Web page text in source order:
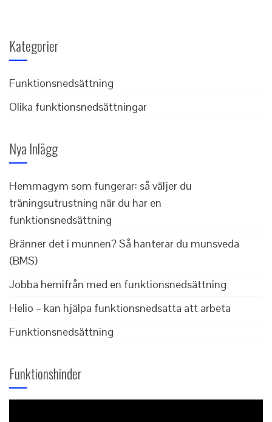
Kategorier
Funktionsnedsättning
Olika funktionsnedsättningar
Nya Inlägg
Hemmagym som fungerar: så väljer du
träningsutrustning när du har en
funktionsnedsättning
Bränner det i munnen? Så hanterar du munsveda
(BMS)
Jobba hemifrån med en funktionsnedsättning
Helio – kan hjälpa funktionsnedsatta att arbeta
Funktionsnedsättning
Funktionshinder